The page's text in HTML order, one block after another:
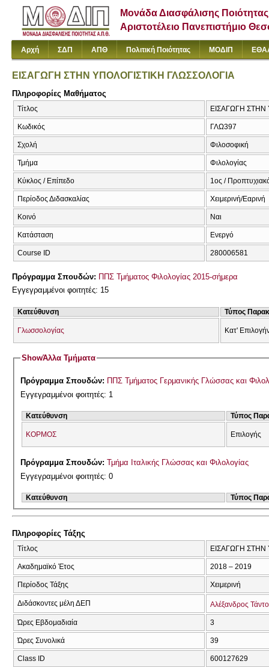
Μονάδα Διασφάλισης Ποιότητας
Αριστοτέλειο Πανεπιστήμιο
Αρχή ΣΔΠ ΑΠΘ Πολιτική Ποιότητας ΜΟΔΙΠ
ΕΙΣΑΓΩΓΗ ΣΤΗΝ ΥΠΟΛΟΓΙΣΤΙΚΗ ΓΛΩΣΣΟΛΟΓΙΑ
Πληροφορίες Μαθήματος
Τίτλος ΕΙΣΑΓΩΓΗ ΣΤΗΝ
Κωδικός ΓΛΩ397
Σχολή Φιλοσοφική
Τμήμα Φιλολογίας
Κύκλος / Επίπεδο 1ος /
Περίοδος Διδασκαλίας Χειμερινή/Εαρινή
Κοινό Ναι
Κατάσταση Ενεργό
Course ID 280006581
Πρόγραμμα Σπουδών: ΠΠΣ Τμήματος Φιλολογίας 2015-σήμερα
Εγγεγραμμένοι φοιτητές: 15
Κατεύθυνση Τύπος
Γλωσσολογίας Κατ'
ShowΆλλα Τμήματα
Πρόγραμμα Σπουδών: ΠΠΣ Τμήματος Γερμανικής Γλώσσας και
Εγγεγραμμένοι φοιτητές: 1
Κατεύθυνση Τύπος
ΚΟΡΜΟΣ Επιλογής
Πρόγραμμα Σπουδών:Τμήμα Ιταλικής Γλώσσας και Φιλολογίας
Εγγεγραμμένοι φοιτητές: 0
Κατεύθυνση Τύπος
Πληροφορίες Τάξης
Τίτλος ΕΙΣΑΓΩΓΗ ΣΤΗΝ
Ακαδημαϊκό Έτος 2018 – 2019
Περίοδος Τάξης Χειμερινή
Διδάσκοντες μέλη ΔΕΠ Αλέξανδρος
Ώρες Εβδομαδιαία 3
Ώρες Συνολικά 39
Class ID 600127629